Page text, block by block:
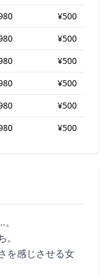
¥500
¥500
¥500
¥500
¥500
¥500
を感じさせる女